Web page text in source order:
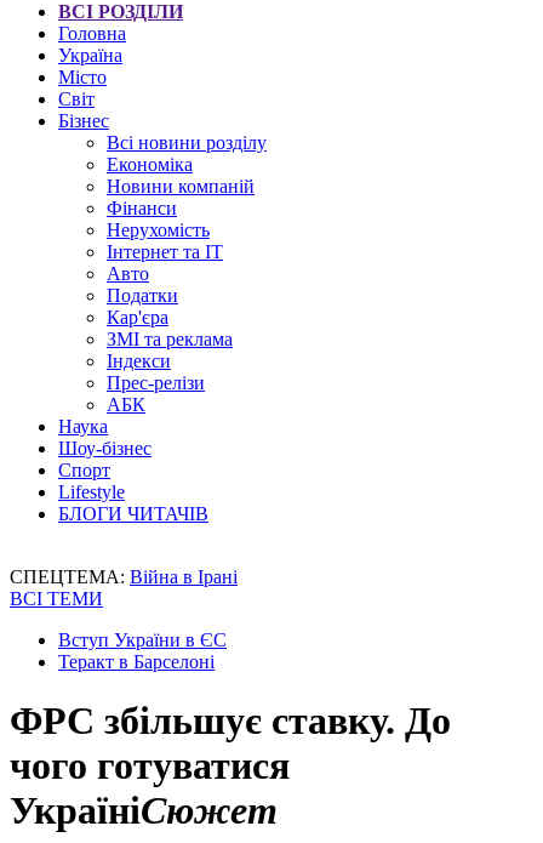
ВСІ РОЗДІЛИ
Головна
Україна
Місто
Світ
Бізнес
Всі новини розділу
Економіка
Новини компаній
Фінанси
Нерухомість
Інтернет та IT
Авто
Податки
Кар'єра
ЗМІ та реклама
Індекси
Прес-релізи
АБК
Наука
Шоу-бізнес
Спорт
Lifestyle
БЛОГИ ЧИТАЧІВ
СПЕЦТЕМА: Війна в Ірані
ВСІ ТЕМИ
Вступ України в ЄС
Теракт в Барселоні
ФРС збільшує ставку. До
чого готуватися
УкраїніСюжет